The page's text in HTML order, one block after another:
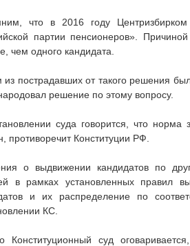
что в 2016 году
партии пенсионеров».
чем одного кандидата.
пострадавших от такого решения
решение по этому вопросу.
суда говорится, что
противоречит Конституции РФ.
о выдвижении кандидатов по
в рамках установленных правил
и их распределение по
КС.
Конституционный суд